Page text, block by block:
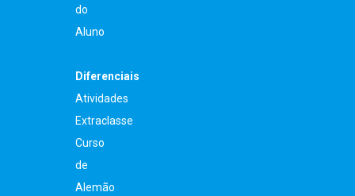
do
Aluno
Diferenciais
Atividades
Extraclasse
Curso
de
Alemão